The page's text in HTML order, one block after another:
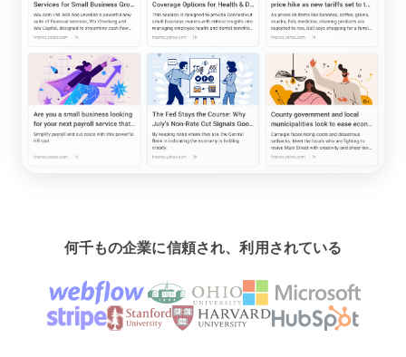
何千もの企業に信頼され、利用されている